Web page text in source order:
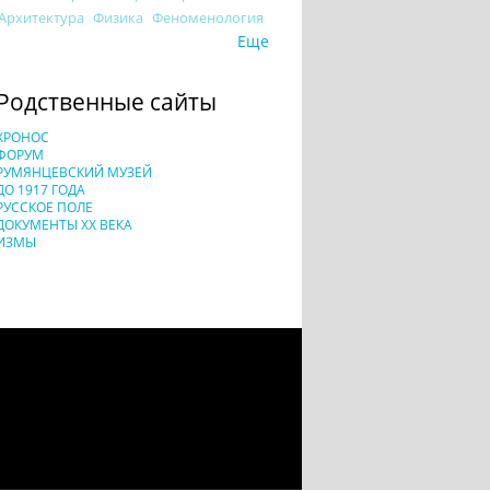
Физика Феноменология
Еще
сайты
МУЗЕЙ
1917 ГОДА
ПОЛЕ
XX ВЕКА